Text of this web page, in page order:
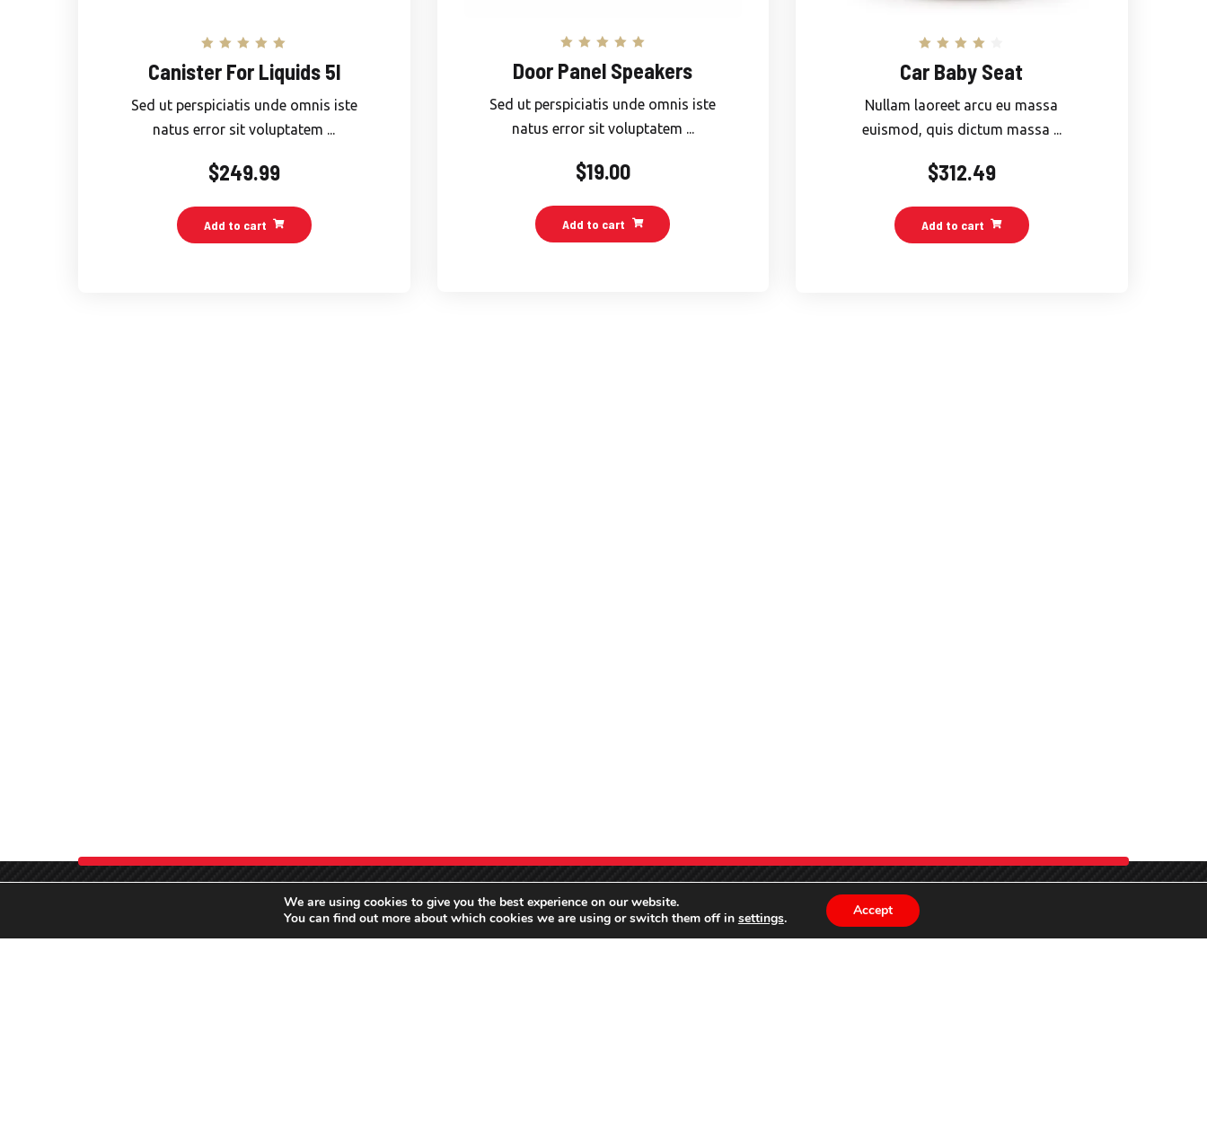
5.00
out of 5
Canister For Liquids 5l
Sed ut perspiciatis unde omnis iste
natus error sit voluptatem ...
$249.99
Add to cart
5.00
out of 5
Door Panel Speakers
Sed ut perspiciatis unde omnis iste
natus error sit voluptatem ...
$19.00
Add to cart
4.00
out of 5
Car Baby Seat
Nullam laoreet arcu eu massa
euismod, quis dictum massa ...
$312.49
Add to cart
We are using cookies to give you the best experience on our website.
You can find out more about which cookies we are using or switch them off in settings. Accept